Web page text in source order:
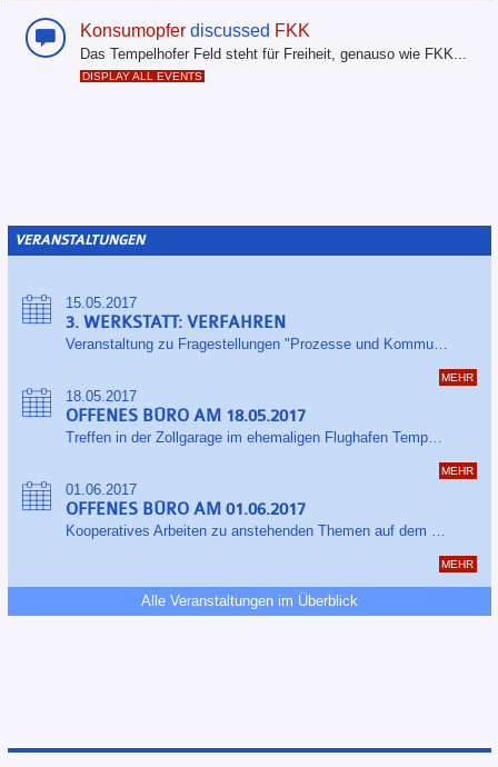
Konsumopferdiscussed FKK
Das Tempelhofer Feld steht für Freiheit, genauso wie FKK...
DISPLAY ALL EVENTS
VERANSTALTUNGEN
15.05.2017
3. WERKSTATT: VERFAHREN
Veranstaltung zu Fragestellungen "Prozesse und Kommunikation" im Beteiligungsmodell EPP
MEHR
18.05.2017
OFFENES BÜRO AM 18.05.2017
Treffen in der Zollgarage im ehemaligen Flughafen Tempelhof
MEHR
01.06.2017
OFFENES BÜRO AM 01.06.2017
MEHR
Alle Veranstaltungen im Überblick